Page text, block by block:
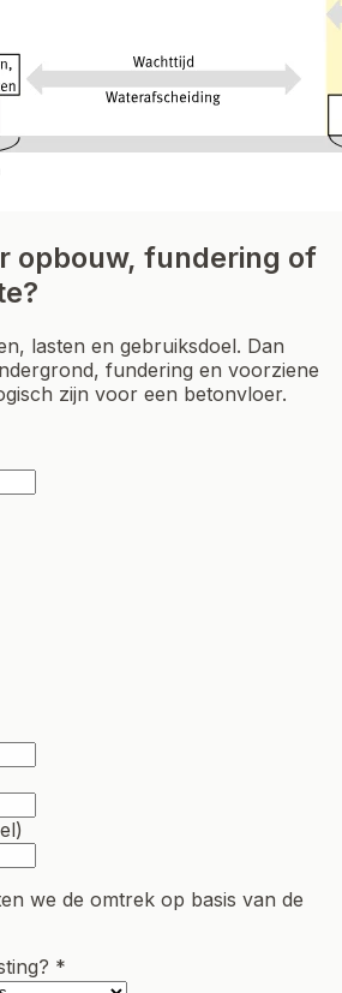
opbouw, fundering of
lasten en gebruiksdoel. Dan
fundering en voorziene
zijn voor een betonvloer.
we de omtrek op basis van de
*